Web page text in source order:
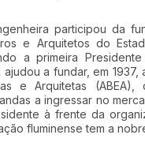
participou da
e Arquitetos do
a primeira
ajudou a fundar, em 1937,
e Arquitetas (ABEA),
a ingressar no
à frente da
fluminense tem a